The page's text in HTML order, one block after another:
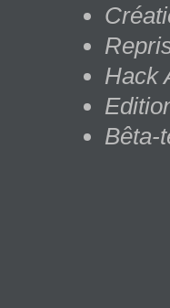
Hack
Bêta-